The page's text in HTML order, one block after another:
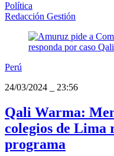
Política
Redacción Gestión
Perú
24/03/2024
23:56
Qali Warma:
colegios de Lima
programa